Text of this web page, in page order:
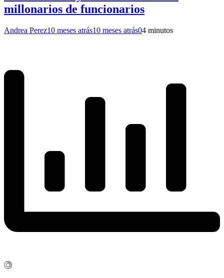
millonarios de funcionarios
Andrea Perez10 meses atrás10 meses atrás04 minutos